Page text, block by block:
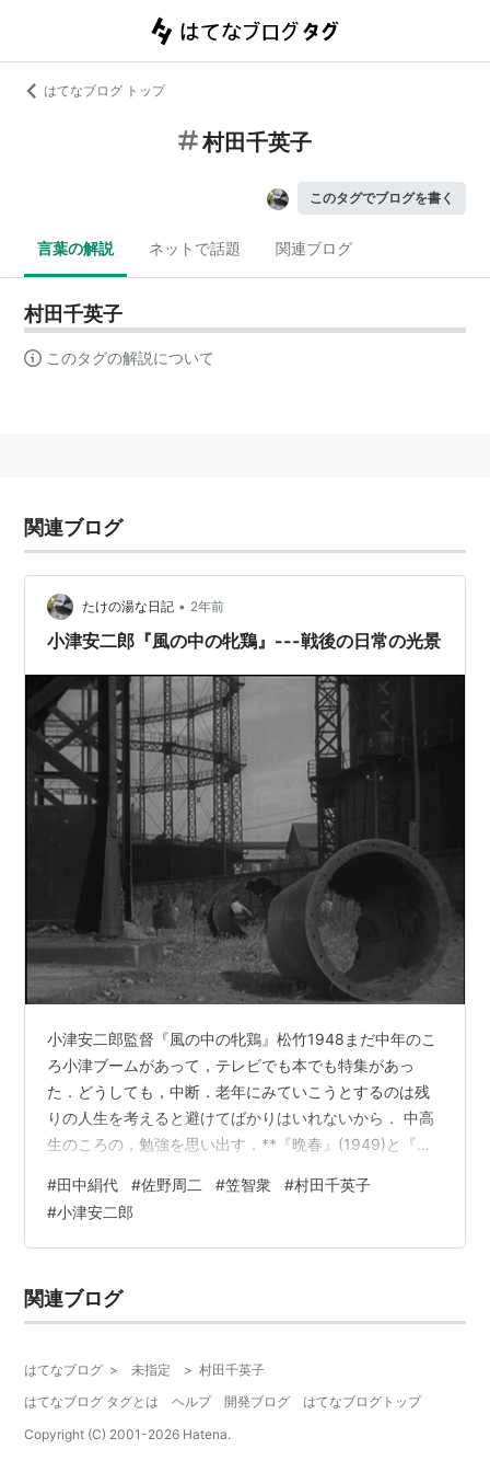
はてなブログ トップ
村田千英子
このタグでブログを書く
言葉の解説 ネットで話題 関連ブログ
村田千英子
このタグの解説について
関連ブログ
たけの湯な日記 • 2年前
小津安二郎『風の中の牝鶏』---戦後の日常の光景
小津安二郎監督『風の中の牝鶏』松竹1948まだ中年のこ
ろ小津ブームがあって，テレビでも本でも特集があっ
た．どうしても，中断．老年にみていこうとするのは残
りの人生を考えると避けてばかりはいれないから． 中高
生のころの，勉強を思い出す．**『晩春』(1949)と『麦
嬢さんがいれば家族も穏やかにくらせる． **『風の中の
牝鶏』(1948)は小津作品の中でも系統がちがうらしい．3
つしか見ていないことと2つは原節子で，これは田中絹代
めかもしれないが私には，この物語と光景のほうがおも
しろかった． 『風…
#田中絹代 #佐野周二 #笠智衆 #村田千英子
#小津安二郎
関連ブログ
はてなブログ > 未指定 > 村田千英子
はてなブログ タグとは
ヘルプ 開発ブログ
はてなブログトップ
Copyright (C) 2001-2026 Hatena.